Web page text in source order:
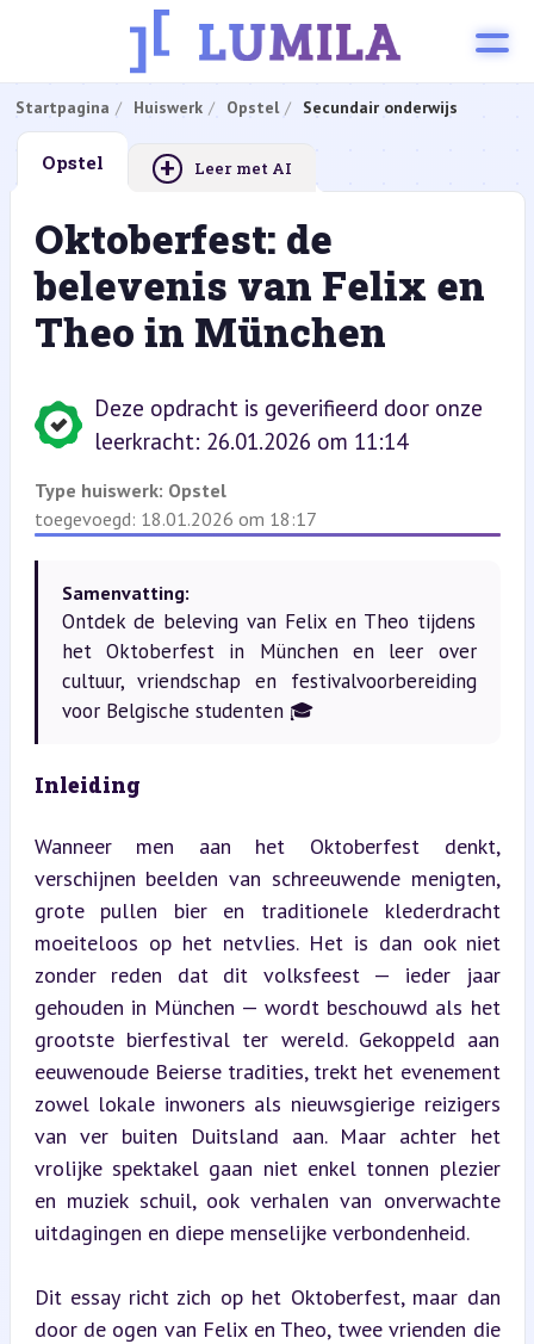
Startpagina Huiswerk Opstel Secundair onderwijs
Opstel + Leer met AI
Oktoberfest: de
belevenis van Felix en
Theo in München
Deze opdracht is geverifieerd door onze
leerkracht: 26.01.2026 om 11:14
Type huiswerk: Opstel
toegevoegd: 18.01.2026 om 18:17
Samenvatting:
Ontdek de beleving van Felix en Theo tijdens
het Oktoberfest in München en leer over
cultuur, vriendschap en festivalvoorbereiding
voor Belgische studenten 🎓
Inleiding
Wanneer men aan het Oktoberfest denkt,
verschijnen beelden van schreeuwende menigten,
grote pullen bier en traditionele klederdracht
moeiteloos op het netvlies. Het is dan ook niet
zonder reden dat dit volksfeest — ieder jaar
gehouden in München — wordt beschouwd als het
grootste bierfestival ter wereld. Gekoppeld aan
eeuwenoude Beierse tradities, trekt het evenement
zowel lokale inwoners als nieuwsgierige reizigers
van ver buiten Duitsland aan. Maar achter het
vrolijke spektakel gaan niet enkel tonnen plezier
en muziek schuil, ook verhalen van onverwachte
uitdagingen en diepe menselijke verbondenheid.
Dit essay richt zich op het Oktoberfest, maar dan
door de ogen van Felix en Theo, twee vrienden die